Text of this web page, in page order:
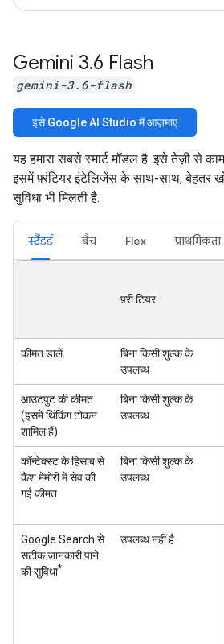
Gemini 3.6 Flash
gemini-3.6-flash
इसे Google AI Studio में आज़माएं
यह हमारा सबसे स्मार्ट मॉडल है. इसे तेज़ी से
इसमें फ़्रंटियर इंटेलिजेंस के साथ-साथ, बेहतर
सुविधा भी मिलती है.
स्टैंडर्ड बैच Flex प्राथमिकता
फ़्री टियर
कीमत डालें
बिना किसी शुल्क के
उपलब्ध
आउटपुट की कीमत
(इसमें थिंकिंग टोकन
शामिल हैं)
बिना किसी शुल्क के
उपलब्ध
कॉन्टेक्स्ट के हिसाब से
कैश मेमोरी में सेव की
गई कीमत
बिना किसी शुल्क के
उपलब्ध
Google Search से
सटीक जानकारी पाने
की सुविधा*
उपलब्ध नहीं है